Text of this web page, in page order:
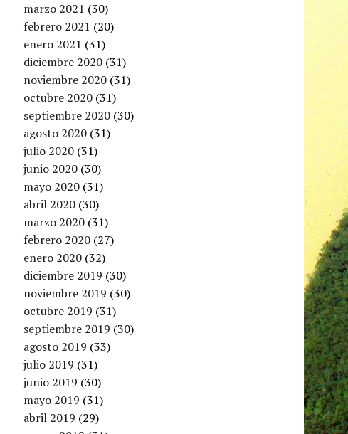
marzo 2021 (30)
febrero 2021 (20)
enero 2021 (31)
diciembre 2020 (31)
noviembre 2020 (31)
octubre 2020 (31)
septiembre 2020 (30)
agosto 2020 (31)
julio 2020 (31)
junio 2020 (30)
mayo 2020 (31)
abril 2020 (30)
marzo 2020 (31)
febrero 2020 (27)
enero 2020 (32)
diciembre 2019 (30)
noviembre 2019 (30)
octubre 2019 (31)
septiembre 2019 (30)
agosto 2019 (33)
julio 2019 (31)
junio 2019 (30)
mayo 2019 (31)
abril 2019 (29)